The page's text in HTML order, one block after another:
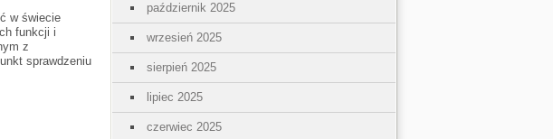
w świecie
funkcji i
z
sprawdzeniu
październik 2025
wrzesień 2025
sierpień 2025
lipiec 2025
czerwiec 2025